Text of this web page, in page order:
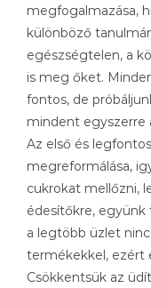
megfogalmazása,
különböző
egészségtelen, a
is meg őket.
fontos, de
mindent egyszerre
Az első és
megreformálása,
cukrokat mellőzni,
édesítőkre,
a legtöbb üzlet
termékekkel, ezért
Csökkentsük az